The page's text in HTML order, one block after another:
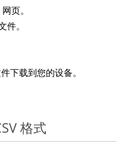
网页。
件。
下载到您的设备。
格式